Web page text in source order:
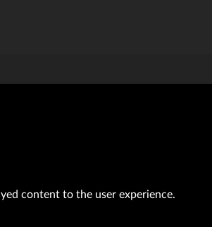
content to the user experience.